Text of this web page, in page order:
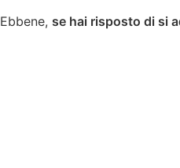
Ebbene, se hai risposto di si